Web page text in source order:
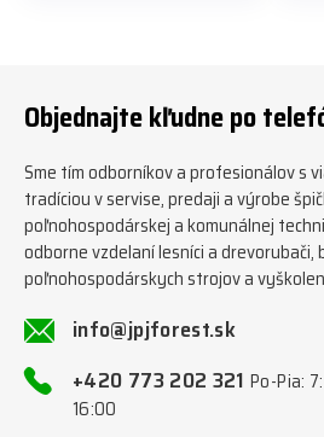
#firewoodproduction
Objednajte kľudne po
Sme tím odborníkov a profesionálov s
tradíciou v servise, predaji a výrobe
poľnohospodárskej a komunálnej
odborne vzdelaní lesníci a
poľnohospodárskych strojov a
info@jpjforest.sk
+420 773 202 321Po-Pia:
16:00